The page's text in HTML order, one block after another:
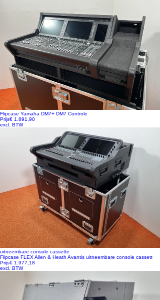
Flipcase Yamaha DM7+ DM7 Controle
Prijs€ 1.891,90
excl. BTW
uitneembare console cassette
Flipcase FLEX Allen & Heath Avantis uitneembare console cassett
Prijs€ 1.977,18
excl. BTW